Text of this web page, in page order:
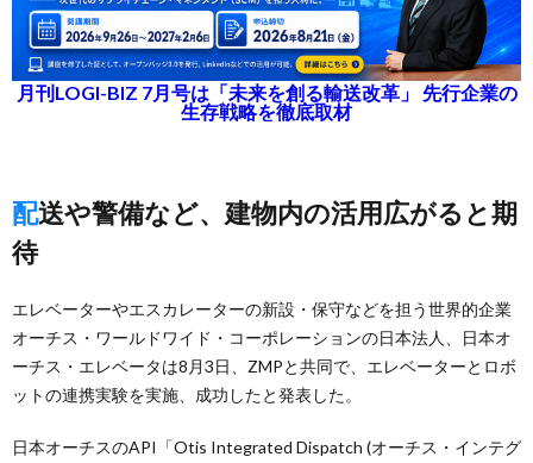
月刊LOGI-BIZ 7月号は「未来を創る輸送改革」 先行企業の
生存戦略を徹底取材
配送や警備など、建物内の活用広がると期
待
エレベーターやエスカレーターの新設・保守などを担う世界的企業
オーチス・ワールドワイド・コーポレーションの日本法人、日本オ
ーチス・エレベータは8月3日、ZMPと共同で、エレベーターとロボ
ットの連携実験を実施、成功したと発表した。
日本オーチスのAPI「Otis Integrated Dispatch (オーチス・インテグ